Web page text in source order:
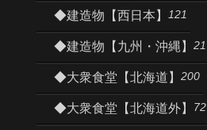
◆建造物【西日本】 121
◆建造物【九州・沖縄】 21
◆大衆食堂【北海道】 200
◆大衆食堂【北海道外】 72